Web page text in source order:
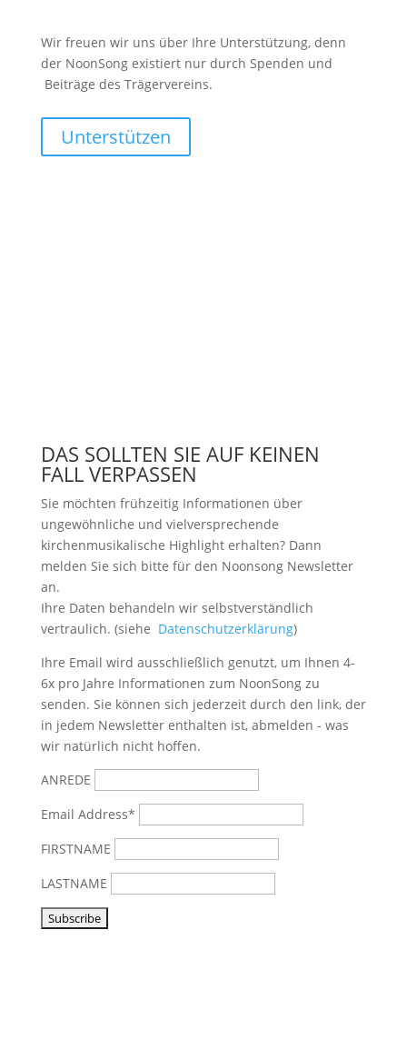
Wir freuen wir uns über Ihre Unterstützung, denn
der NoonSong existiert nur durch Spenden und
Beiträge des Trägervereins.
Unterstützen
DAS SOLLTEN SIE AUF KEINEN
FALL VERPASSEN
Sie möchten frühzeitig Informationen über
ungewöhnliche und vielversprechende
kirchenmusikalische Highlight erhalten? Dann
melden Sie sich bitte für den Noonsong Newsletter
an.
Ihre Daten behandeln wir selbstverständlich
vertraulich. (siehe Datenschutzerklärung)
Ihre Email wird ausschließlich genutzt, um Ihnen 4-
6x pro Jahre Informationen zum NoonSong zu
senden. Sie können sich jederzeit durch den link, der
in jedem Newsletter enthalten ist, abmelden - was
wir natürlich nicht hoffen.
ANREDE
Email Address*
FIRSTNAME
LASTNAME